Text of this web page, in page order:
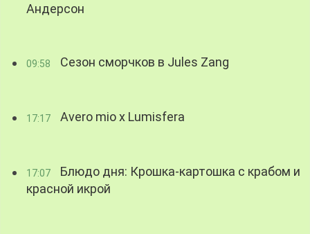
Андерсон
09:58 Сезон сморчков в Jules Zang
17:17 Avero mio x Lumisfera
17:07
Блюдо дня: Крошка-картошка с крабом и
красной икрой